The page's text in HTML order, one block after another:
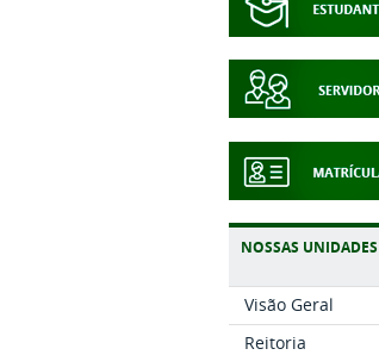
NOSSAS UNIDADES
Visão Geral
Reitoria